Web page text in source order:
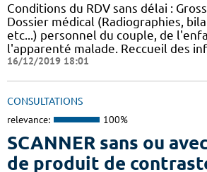
Conditions du RDV sans délai :
Dossier médical (Radiographies,
etc...) personnel du couple, de
l'apparenté malade. Reccueil des
16/12/2019 18:01
CONSULTATIONS
relevance: 100%
SCANNER sans ou
de produit de